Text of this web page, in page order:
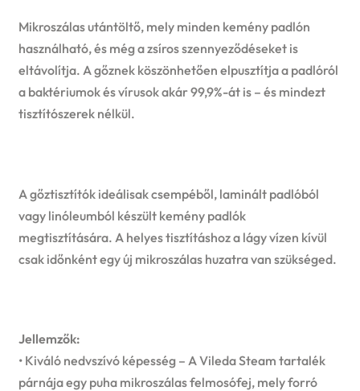
Mikroszálas utántöltő, mely minden kemény padlón
használható, és még a zsíros szennyeződéseket is
eltávolítja. A gőznek köszönhetően elpusztítja a padlóról
a baktériumok és vírusok akár 99,9%-át is – és mindezt
tisztítószerek nélkül.
A gőztisztítók ideálisak csempéből, laminált padlóból
vagy linóleumból készült kemény padlók
megtisztítására. A helyes tisztításhoz a lágy vízen kívül
csak időnként egy új mikroszálas huzatra van szükséged.
Jellemzők:
• Kiváló nedvszívó képesség – A Vileda Steam tartalék
párnája egy puha mikroszálas felmosófej, mely forró